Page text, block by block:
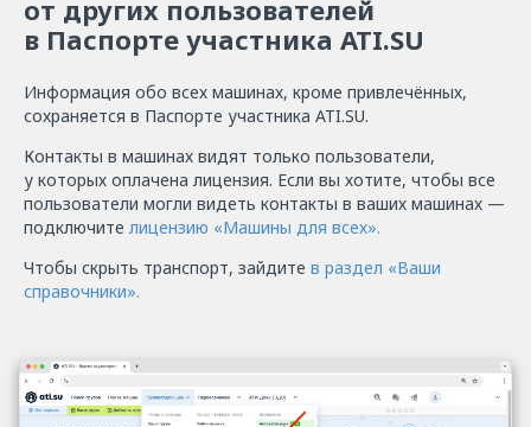
от других пользователей
в Паспорте участника ATI.SU
Информация обо всех машинах, кроме привлечённых,
сохраняется в Паспорте участника ATI.SU.
Контакты в машинах видят только пользователи,
у которых оплачена лицензия. Если вы хотите, чтобы все
пользователи могли видеть контакты в ваших машинах —
подключите лицензию «Машины для всех».
Чтобы скрыть транспорт, зайдите в раздел «Ваши
справочники».